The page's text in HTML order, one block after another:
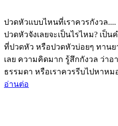
ปวดหัวแบบไหนที่เราควรกังวล....
ปวดหัวจังเลยจะเป็นไรไหม? เป็
ที่ปวดหัว หรือปวดหัวบ่อยๆ ทาน
เลย ความคิดมาก รู้สึกกังวล ว่าอ
ธรรมดา หรือเราควรรีบไปหาหม
อ่านต่อ